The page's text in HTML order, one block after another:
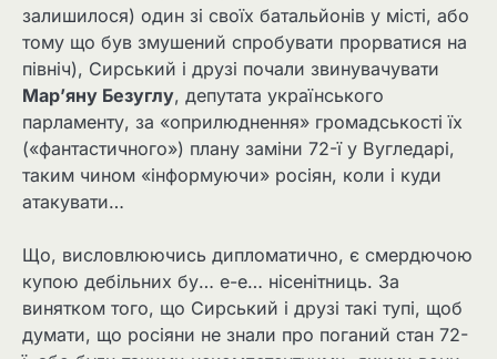
залишилося) один зі своїх батальйонів у місті, або
тому що був змушений спробувати прорватися на
північ), Сирський і друзі почали звинувачувати
Мар’яну Безуглу, депутата українського
парламенту, за «оприлюднення» громадськості їх
(«фантастичного») плану заміни 72-ї у Вугледарі,
таким чином «інформуючи» росіян, коли і куди
атакувати…
Що, висловлюючись дипломатично, є смердючою
купою дебільних бу… е-е… нісенітниць. За
винятком того, що Сирський і друзі такі тупі, щоб
думати, що росіяни не знали про поганий стан 72-